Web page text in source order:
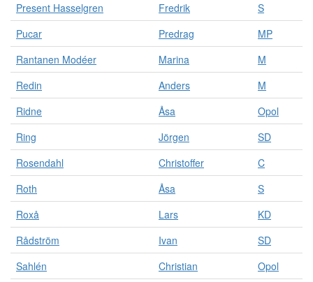
Present Hasselgren
Fredrik
S
Pucar
Predrag
MP
Rantanen Modéer
Marina
M
Redin
Anders
M
Ridne
Åsa
Opol
Ring
Jörgen
SD
Rosendahl
Christoffer
C
Roth
Åsa
S
Roxå
Lars
KD
Rådström
Ivan
SD
Sahlén
Christian
Opol